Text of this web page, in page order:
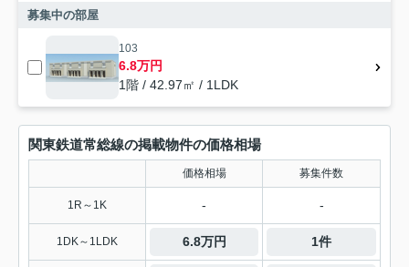
募集中の部屋
103
6.8万円
1階 / 42.97㎡ / 1LDK
関東鉄道常総線の掲載物件の価格相場
価格相場 募集件数
1R～1K - -
1DK～1LDK 6.8万円 1件